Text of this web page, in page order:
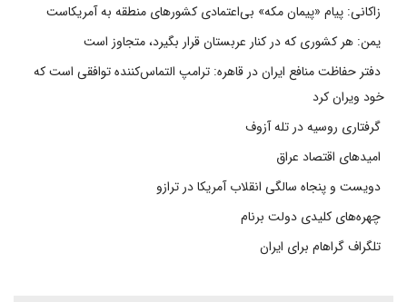
زاکانی: پیام «پیمان مکه» بی‌اعتمادی کشورهای منطقه به آمریکاست
یمن: هر کشوری که در کنار عربستان قرار بگیرد، متجاوز است
دفتر حفاظت منافع ایران در قاهره: ترامپ التماس‌کننده توافقی است که
خود ویران کرد
گرفتاری روسیه در تله آزوف
امیدهای اقتصاد عراق
دویست و پنجاه سالگی انقلاب آمریکا در ترازو
چهره‌های کلیدی دولت برنام
تلگراف گراهام برای ایران